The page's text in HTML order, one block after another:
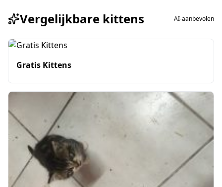
Vergelijkbare kittens AI-aanbevolen
Gratis Kittens